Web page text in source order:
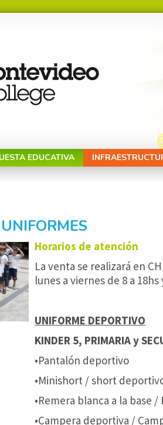
EDUCATIVA
Horarios de atención
La venta se realizará en
lunes a viernes de 8 a 18hs
UNIFORME DEPORTIVO
KINDER 5, PRIMARIA y
•Pantalón deportivo
•Minishort / short
•Remera blanca a la base
•Campera deportiva /